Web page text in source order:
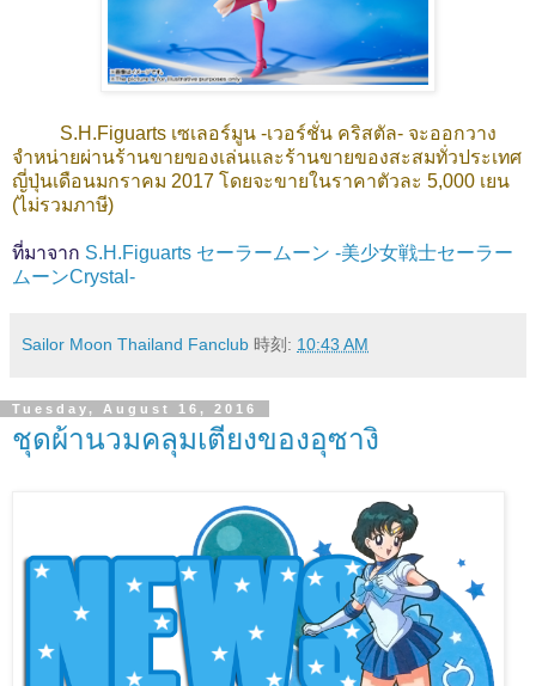
S.H.Figuarts เซเลอร์มูน -เวอร์ชั่น คริสตัล- จะออกวาง
จำหน่ายผ่านร้านขายของเล่นและร้านขายของสะสมทั่วประเทศ
ญี่ปุ่นเดือนมกราคม 2017 โดยจะขายในราคาตัวละ 5,000 เยน
(ไม่รวมภาษี)
ที่มาจาก S.H.Figuarts セーラームーン -美少女戦士セーラー
ムーンCrystal-
Sailor Moon Thailand Fanclub 時刻: 10:43 AM
Tuesday, August 16, 2016
ชุดผ้านวมคลุมเตียงของอุซางิ